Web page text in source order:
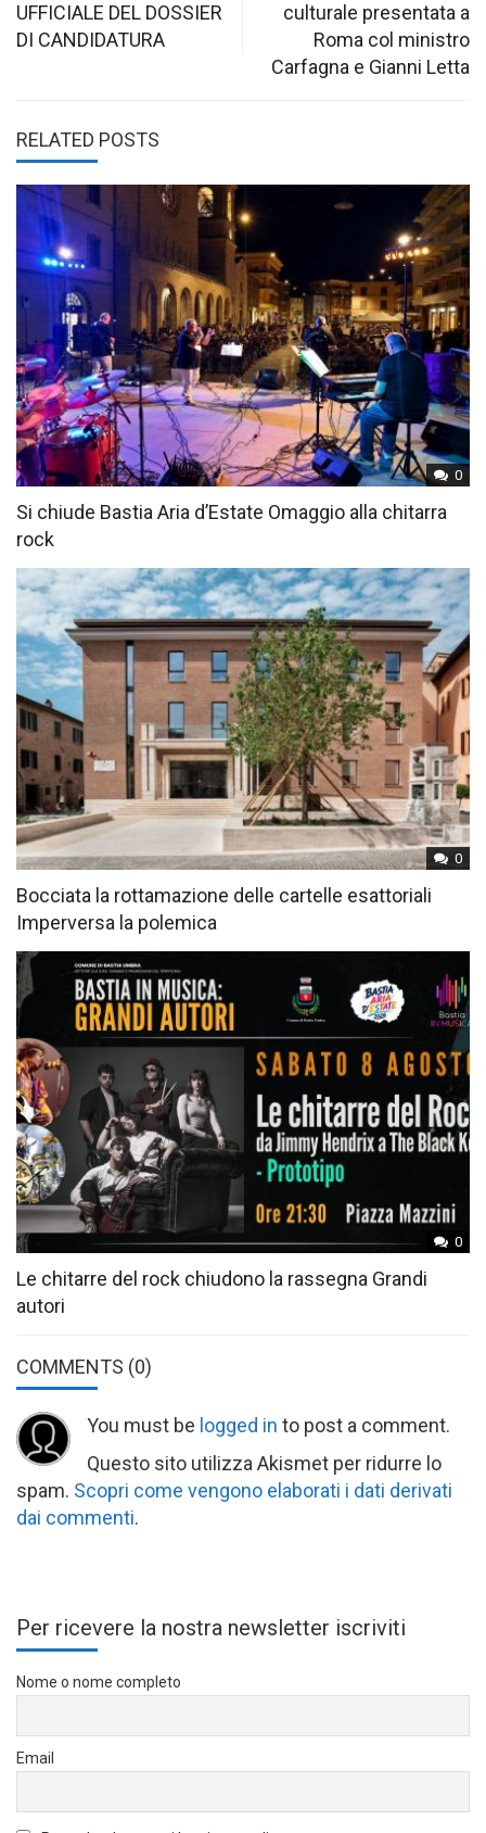
UFFICIALE DEL DOSSIER
DI CANDIDATURA
culturale presentata a
Roma col ministro
Carfagna e Gianni Letta
RELATED POSTS
0
Si chiude Bastia Aria d’Estate Omaggio alla chitarra
rock
0
Bocciata la rottamazione delle cartelle esattoriali
Imperversa la polemica
0
Le chitarre del rock chiudono la rassegna Grandi
autori
COMMENTS (0)
You must be logged in to post a comment.
Questo sito utilizza Akismet per ridurre lo
spam. Scopri come vengono elaborati i dati derivati
dai commenti.
Per ricevere la nostra newsletter iscriviti
Nome o nome completo
Email